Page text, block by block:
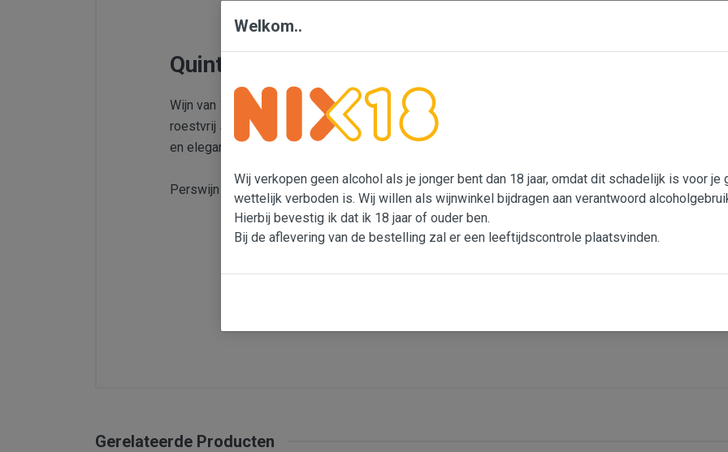
Quinta da Lapa Alvarinho
Wijn van 100% Alvarinho. De druiven worden vroeg in de ochtend geplukt, direct geperst en
roestvrij stalen vaten gevinifieerd. Het is een heerlijke wijn met een uitbundig bloemig aroma.
en elegant. En met een aanlokkelijke afdronk die uitnodigt om nog een slokje te nemen.
Perswijn juli 2025 behaalt de 2020 een score van 4 sterren ofwel, "zeer goed"
Soort wijn
Gerelateerde Producten
Welkom..
Wij verkopen geen alcohol als je jonger bent dan 18 jaar, omdat dit schadelijk is voor je
wettelijk verboden is. Wij willen als wijnwinkel bijdragen aan verantwoord
Hierbij bevestig ik dat ik 18 jaar of ouder ben.
Bij de aflevering van de bestelling zal er een leeftijdscontrole plaatsvinden.